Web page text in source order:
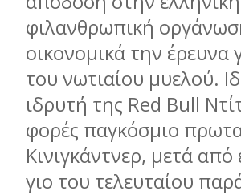
φιλανθρωπική
οικονομικά την
του νωτιαίου μυελού.
ιδρυτή της Red Bull
φορές παγκόσμιο
Κινιγκάντνερ, μετά
γιο του τελευταίου